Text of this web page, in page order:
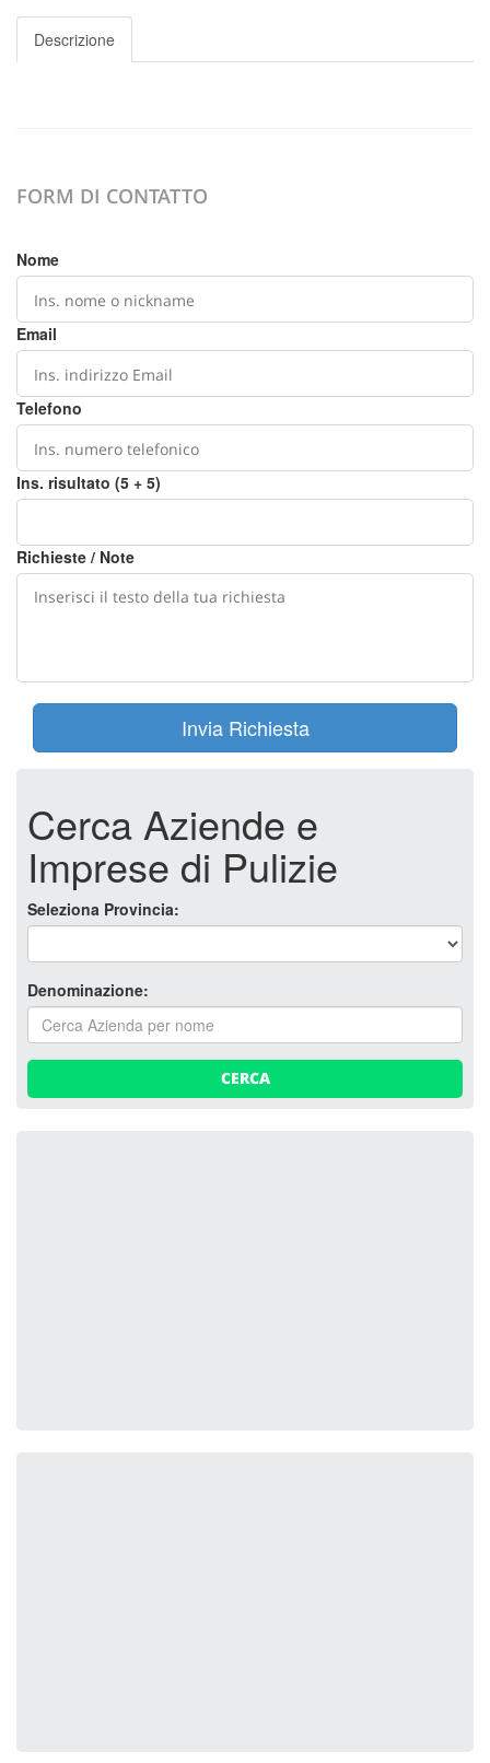
Descrizione
FORM DI CONTATTO
Nome
Email
Telefono
Ins. risultato (5 + 5)
Richieste / Note
Invia Richiesta
Cerca Aziende e
Imprese di Pulizie
Seleziona Provincia:
Denominazione:
CERCA